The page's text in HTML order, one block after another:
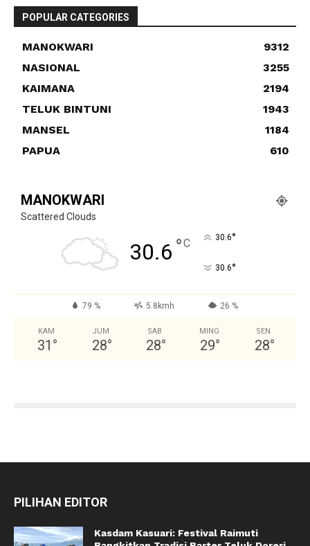
POPULAR CATEGORIES
MANOKWARI
9312
NASIONAL
3255
KAIMANA
2194
TELUK BINTUNI
1943
MANSEL
1184
PAPUA
610
MANOKWARI
Scattered Clouds
30.6 °C 30.6°
30.6°
79 % 5.8kmh 26 %
KAM
31 °
JUM
28°
SAB
28°
MING
29°
SEN
28°
PILIHAN EDITOR
Kasdam Kasuari: Festival Raimuti